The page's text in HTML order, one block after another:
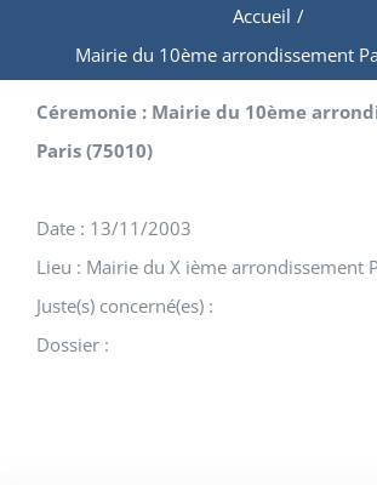
Accueil /
Mairie du 10ème arrondissement
Céremonie : Mairie du 10ème
Paris (75010)
Date : 13/11/2003
Lieu : Mairie du X ième arrondissement
Juste(s) concerné(es) :
Dossier :